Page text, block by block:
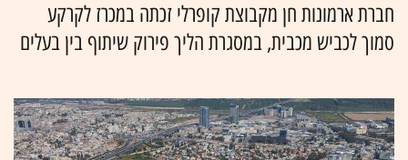
חברת ארמונות חן מקבוצת קופרלי זכתה במכרז לקרקע
סמוך לכביש מכבית, במסגרת הליך פירוק שיתוף בין בעלים